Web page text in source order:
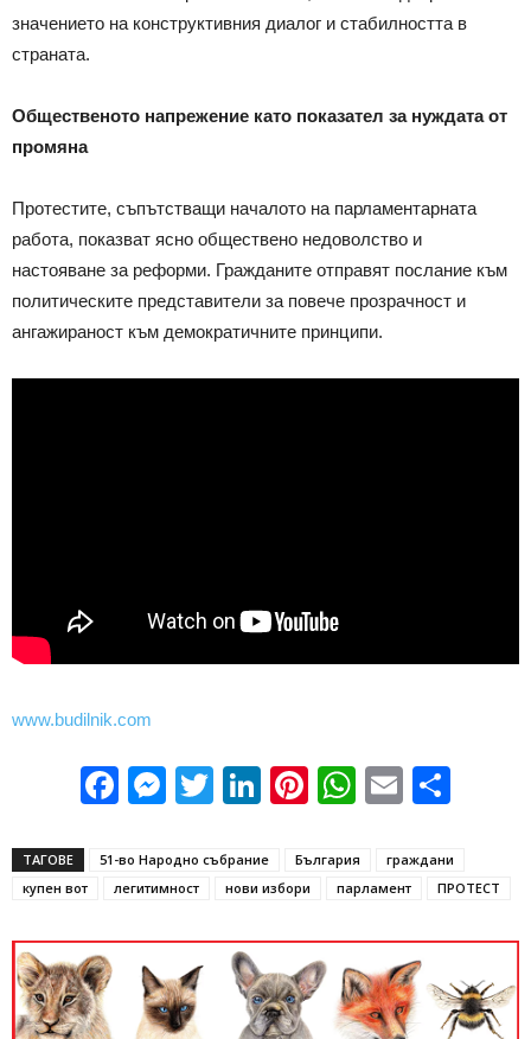
значението на конструктивния диалог и стабилността в
страната.
Общественото напрежение като показател за нуждата от
промяна
Протестите, съпътстващи началото на парламентарната
работа, показват ясно обществено недоволство и
настояване за реформи. Гражданите отправят послание към
политическите представители за повече прозрачност и
ангажираност към демократичните принципи.
www.budilnik.com
Facebook
Messenger
Twitter
LinkedIn
Pinterest
WhatsApp
Email
ТАГОВЕ 51-во Народно събрание България
граждани
купен вот
легитимност нови избори парламент ПРОТЕСТ